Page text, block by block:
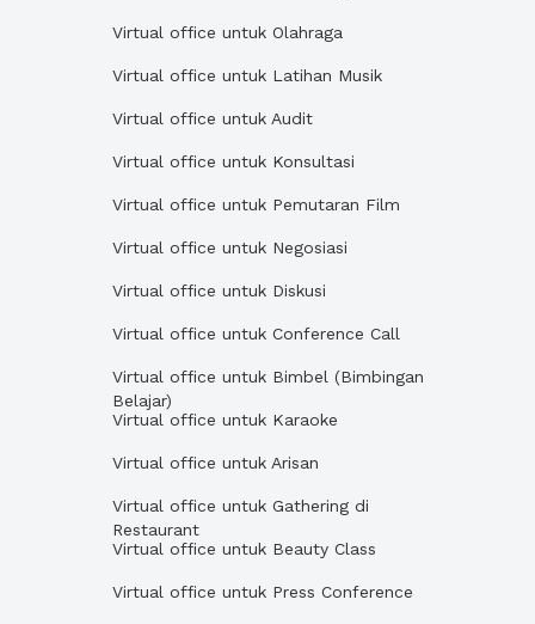
Virtual office untuk Olahraga
Virtual office untuk Latihan Musik
Virtual office untuk Audit
Virtual office untuk Konsultasi
Virtual office untuk Pemutaran Film
Virtual office untuk Negosiasi
Virtual office untuk Diskusi
Virtual office untuk Conference Call
Virtual office untuk Bimbel (Bimbingan
Belajar)
Virtual office untuk Karaoke
Virtual office untuk Arisan
Virtual office untuk Gathering di
Restaurant
Virtual office untuk Beauty Class
Virtual office untuk Press Conference